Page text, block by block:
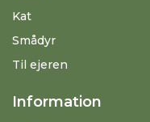
Kat
Smådyr
Til ejeren
Information